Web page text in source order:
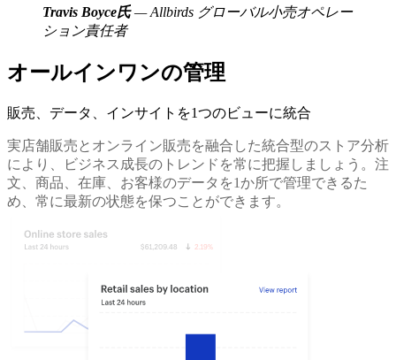
Travis Boyce氏— Allbirds グローバル小売オペレー
ション責任者
オールインワンの管理
販売、データ、インサイトを1つのビューに統合
実店舗販売とオンライン販売を融合した統合型のストア分析
により、ビジネス成長のトレンドを常に把握しましょう。注
文、商品、在庫、お客様のデータを1か所で管理できるた
め、常に最新の状態を保つことができます。